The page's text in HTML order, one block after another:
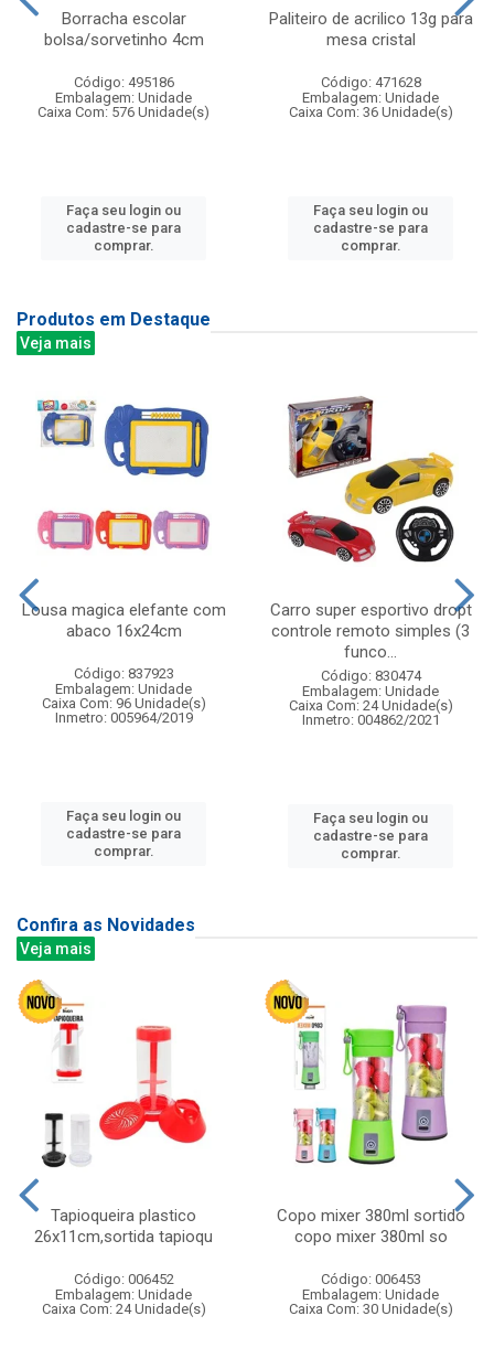
Borracha escolar
bolsa/sorvetinho 4cm
Código: 495186
Embalagem: Unidade
Caixa Com: 576 Unidade(s)
Faça seu login ou
cadastre-se para
comprar.
Paliteiro de acrilico 13g para
mesa cristal
Código: 471628
Embalagem: Unidade
Caixa Com: 36 Unidade(s)
Faça seu login ou
cadastre-se para
comprar.
Produtos em Destaque
Veja mais
Lousa magica elefante com
abaco 16x24cm
Código: 837923
Embalagem: Unidade
Caixa Com: 96 Unidade(s)
Inmetro: 005964/2019
Faça seu login ou
cadastre-se para
comprar.
Carro super esportivo dropt
controle remoto simples (3
funco...
Código: 830474
Embalagem: Unidade
Caixa Com: 24 Unidade(s)
Inmetro: 004862/2021
Faça seu login ou
cadastre-se para
comprar.
Confira as Novidades
Veja mais
Tapioqueira plastico
26x11cm,sortida tapioqu
Código: 006452
Embalagem: Unidade
Caixa Com: 24 Unidade(s)
Copo mixer 380ml sortido
copo mixer 380ml so
Código: 006453
Embalagem: Unidade
Caixa Com: 30 Unidade(s)